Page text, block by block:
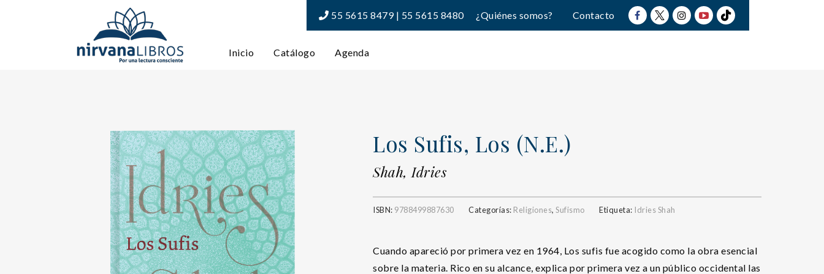
55 5615 8479 | 55 5615 8480 ¿Quiénes somos? Contacto
Inicio Catálogo Agenda
Los Sufis, Los (N.E.)
Shah, Idries
ISBN: 9788499887630 Categorías: Religiones, Sufismo Etiqueta: Idries Shah
Cuando apareció por primera vez en 1964, Los sufis fue acogido como la obra esencial
sobre la materia. Rico en su alcance, explica por primera vez a un público occidental las